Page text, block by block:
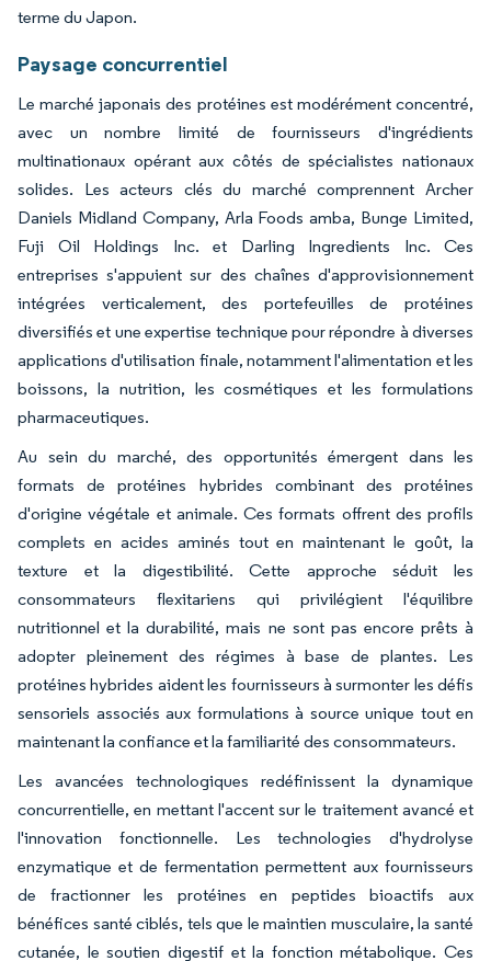
terme du Japon.
Paysage concurrentiel
Le marché japonais des protéines est modérément concentré,
avec un nombre limité de fournisseurs d'ingrédients
multinationaux opérant aux côtés de spécialistes nationaux
solides. Les acteurs clés du marché comprennent Archer
Daniels Midland Company, Arla Foods amba, Bunge Limited,
Fuji Oil Holdings Inc. et Darling Ingredients Inc. Ces
entreprises s'appuient sur des chaînes d'approvisionnement
intégrées verticalement, des portefeuilles de protéines
diversifiés et une expertise technique pour répondre à diverses
applications d'utilisation finale, notamment l'alimentation et les
boissons, la nutrition, les cosmétiques et les formulations
pharmaceutiques.
Au sein du marché, des opportunités émergent dans les
formats de protéines hybrides combinant des protéines
d'origine végétale et animale. Ces formats offrent des profils
complets en acides aminés tout en maintenant le goût, la
texture et la digestibilité. Cette approche séduit les
consommateurs flexitariens qui privilégient l'équilibre
nutritionnel et la durabilité, mais ne sont pas encore prêts à
adopter pleinement des régimes à base de plantes. Les
protéines hybrides aident les fournisseurs à surmonter les défis
sensoriels associés aux formulations à source unique tout en
maintenant la confiance et la familiarité des consommateurs.
Les avancées technologiques redéfinissent la dynamique
concurrentielle, en mettant l'accent sur le traitement avancé et
l'innovation fonctionnelle. Les technologies d'hydrolyse
enzymatique et de fermentation permettent aux fournisseurs
de fractionner les protéines en peptides bioactifs aux
bénéfices santé ciblés, tels que le maintien musculaire, la santé
cutanée, le soutien digestif et la fonction métabolique. Ces